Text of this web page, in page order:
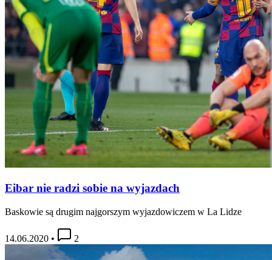
Eibar nie radzi sobie na wyjazdach
Baskowie są drugim najgorszym wyjazdowiczem w La Lidze
14.06.2020 • 2